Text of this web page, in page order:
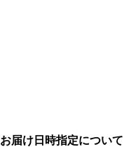
お届け日時指定について